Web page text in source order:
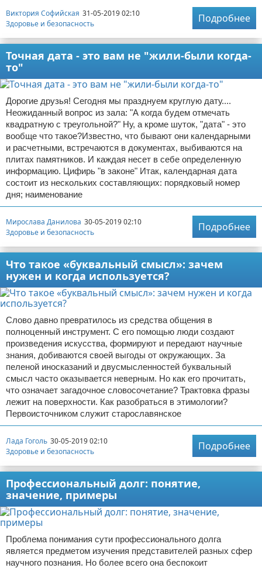
Виктория Софийская 31-05-2019 02:10
Здоровье и безопасность
Подробнее
Точная дата - это вам не "жили-были когда-
то"
Дорогие друзья! Сегодня мы празднуем круглую дату....
Неожиданный вопрос из зала: "А когда будем отмечать
квадратную с треугольной?" Ну, а кроме шуток, "дата" - это
вообще что такое?Известно, что бывают они календарными
и расчетными, встречаются в документах, выбиваются на
плитах памятников. И каждая несет в себе определенную
информацию. Цифирь "в законе" Итак, календарная дата
состоит из нескольких составляющих: порядковый номер
дня; наименование
Мирослава Данилова 30-05-2019 02:10
Здоровье и безопасность
Подробнее
Что такое «буквальный смысл»: зачем
нужен и когда используется?
Слово давно превратилось из средства общения в
полноценный инструмент. С его помощью люди создают
произведения искусства, формируют и передают научные
знания, добиваются своей выгоды от окружающих. За
пеленой иносказаний и двусмысленностей буквальный
смысл часто оказывается неверным. Но как его прочитать,
что означает загадочное словосочетание? Трактовка фразы
лежит на поверхности. Как разобраться в этимологии?
Первоисточником служит старославянское
Лада Гоголь 30-05-2019 02:10
Здоровье и безопасность
Подробнее
Профессиональный долг: понятие,
значение, примеры
Проблема понимания сути профессионального долга
является предметом изучения представителей разных сфер
научного познания. Но более всего она беспокоит